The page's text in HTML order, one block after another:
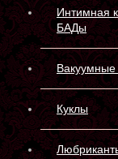
Интимная
БАДы
Куклы